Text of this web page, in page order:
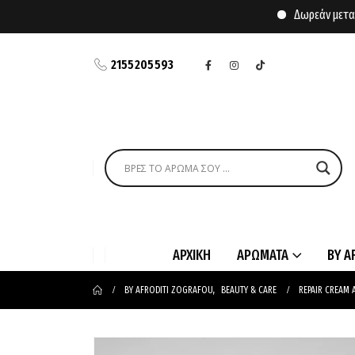
Δωρεάν
2155205593
ΑΡΧΙΚΗ ΑΡΩΜΑΤΑ BY
BY AFRODITI ZOGRAFOU, BEAUTY & CARE REPAIR